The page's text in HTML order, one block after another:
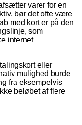
varer for en
bør det ofte være
med kort er på den
som
internet
eller
mulighed burde
fra eksempelvis
beløbet af flere